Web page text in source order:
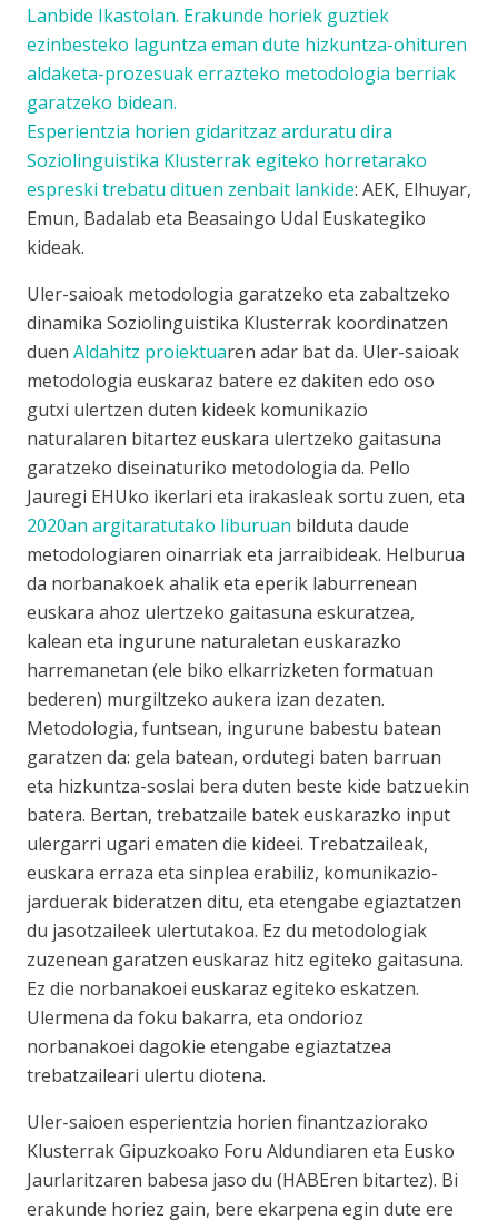
Lanbide Ikastolan. Erakunde horiek guztiek
ezinbesteko laguntza eman dute hizkuntza-ohituren
aldaketa-prozesuak errazteko metodologia berriak
garatzeko bidean.
Esperientzia horien gidaritzaz arduratu dira
Soziolinguistika Klusterrak egiteko horretarako
espreski trebatu dituen zenbait lankide: AEK, Elhuyar,
Emun, Badalab eta Beasaingo Udal Euskategiko
kideak.
Uler-saioak metodologia garatzeko eta zabaltzeko
dinamika Soziolinguistika Klusterrak koordinatzen
duen Aldahitz proiektuaren adar bat da. Uler-saioak
metodologia euskaraz batere ez dakiten edo oso
gutxi ulertzen duten kideek komunikazio
naturalaren bitartez euskara ulertzeko gaitasuna
garatzeko diseinaturiko metodologia da. Pello
Jauregi EHUko ikerlari eta irakasleak sortu zuen, eta
2020an argitaratutako liburuan bilduta daude
metodologiaren oinarriak eta jarraibideak. Helburua
da norbanakoek ahalik eta eperik laburrenean
euskara ahoz ulertzeko gaitasuna eskuratzea,
kalean eta ingurune naturaletan euskarazko
harremanetan (ele biko elkarrizketen formatuan
bederen) murgiltzeko aukera izan dezaten.
Metodologia, funtsean, ingurune babestu batean
garatzen da: gela batean, ordutegi baten barruan
eta hizkuntza-soslai bera duten beste kide batzuekin
batera. Bertan, trebatzaile batek euskarazko input
ulergarri ugari ematen die kideei. Trebatzaileak,
euskara erraza eta sinplea erabiliz, komunikazio-
jarduerak bideratzen ditu, eta etengabe egiaztatzen
du jasotzaileek ulertutakoa. Ez du metodologiak
zuzenean garatzen euskaraz hitz egiteko gaitasuna.
Ez die norbanakoei euskaraz egiteko eskatzen.
Ulermena da foku bakarra, eta ondorioz
norbanakoei dagokie etengabe egiaztatzea
trebatzaileari ulertu diotena.
Uler-saioen esperientzia horien finantzaziorako
Klusterrak Gipuzkoako Foru Aldundiaren eta Eusko
Jaurlaritzaren babesa jaso du (HABEren bitartez). Bi
erakunde horiez gain, bere ekarpena egin dute ere